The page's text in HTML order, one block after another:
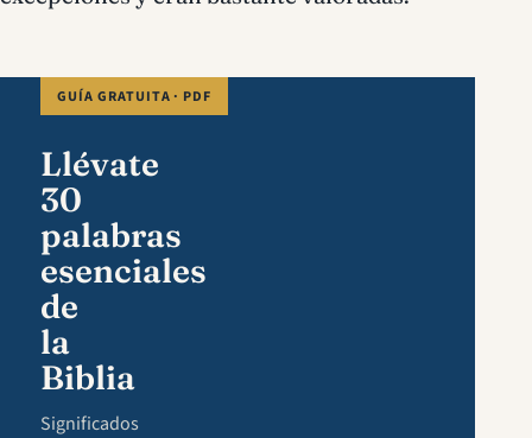
GUÍA GRATUITA · PDF
Llévate
30
palabras
esenciales
de
la
Biblia
Significados